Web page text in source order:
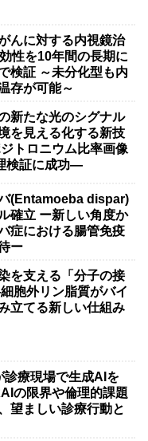
んに対する内視鏡治
性を10年間の長期に
検証 ～未分化型も内
存が可能～
新たな光のシグナル
を見える化する新技
トロニウム比率画像
検証に成功―
(Entamoeba dispar)
確立 ー新しい角度か
症における腸管免疫
ー
を支える「分子の接
胞外リン脂質がバイ
立てる新しい仕組み
診療現場で生成AIを
の限界や倫理的課題
望ましい診療行動と